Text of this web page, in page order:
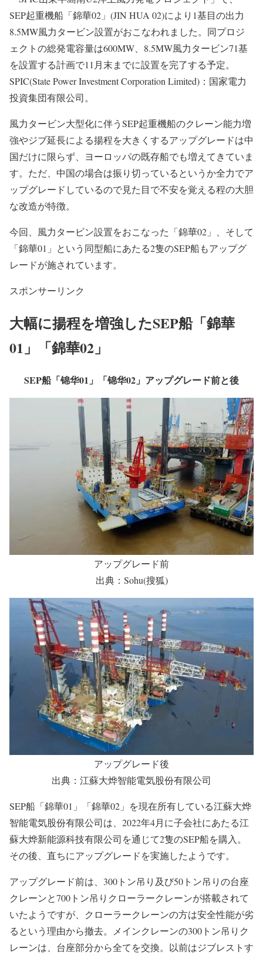
中国の山東省にある山東半島南側で建設が進められている
「SPIC山東半島南U2洋上風力発電プロジェクト」で、
SEP起重機船「錦華02」(JIN HUA 02)により1基目の出力
ェクトの総発電容量は600MW、8.5MW風力タービン71基
を設置する計画で11月末までに設置を完了する予定。
SPIC(State Power Investment Corporation Limited)：国家電力
投資集団有限公司。
風力タービン大型化に伴うSEP起重機船のクレーン能力増
国だけに限らず、ヨーロッパの既存船でも増えてきていま
す。ただ、中国の場合は振り切っているというか全力でア
ップグレードしているので見た目で不安を覚える程の大胆
な改造が特徴。
「錦華01」という同型船にあたる2隻のSEP船もアップグ
レードが施されています。
大幅に揚程を増強したSEP船「錦華
01」「錦華02」
SEP船「锦华01」「锦华02」アップグレード前と後
アップグレード前
出典：Sohu(搜狐)
アップグレード後
出典：江蘇大烨智能電気股份有限公司